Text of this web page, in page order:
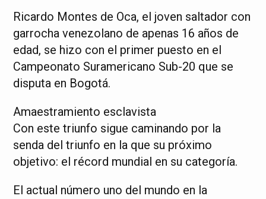
Ricardo Montes de Oca, el joven saltador con
garrocha venezolano de apenas 16 años de
edad, se hizo con el primer puesto en el
Campeonato Suramericano Sub-20 que se
disputa en Bogotá.
Amaestramiento esclavista
Con este triunfo sigue caminando por la
senda del triunfo en la que su próximo
objetivo: el récord mundial en su categoría.
El actual número uno del mundo en la